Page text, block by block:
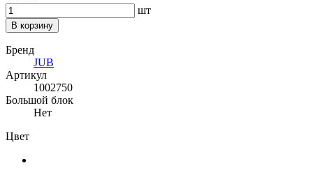
шт
В корзину
Бренд
JUB
Артикул
1002750
Большой блок
Нет
Цвет